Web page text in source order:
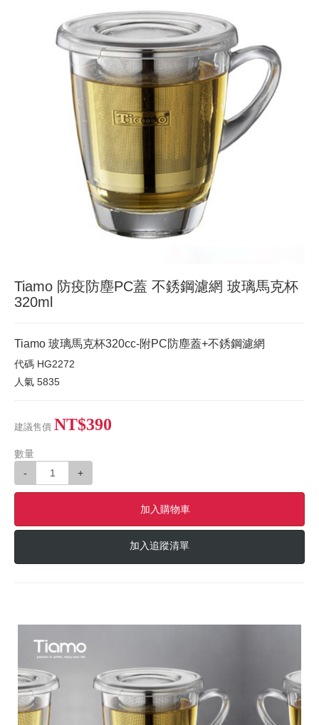
Tiamo 防疫防塵PC蓋 不銹鋼濾網 玻璃馬克杯
320ml
Tiamo 玻璃馬克杯320cc-附PC防塵蓋+不銹鋼濾網
代碼 HG2272
人氣 5835
建議售價 NT$390
數量
-
+
加入購物車
加入追蹤清單